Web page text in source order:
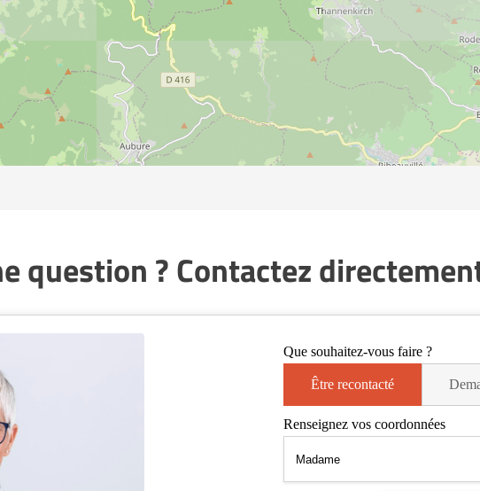
question ? Contactez
Que souhaitez-vous faire ?
Être recontacté
Renseignez vos coordonnées